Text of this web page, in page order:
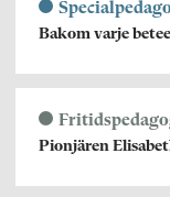
Bakom varje
Pionjären